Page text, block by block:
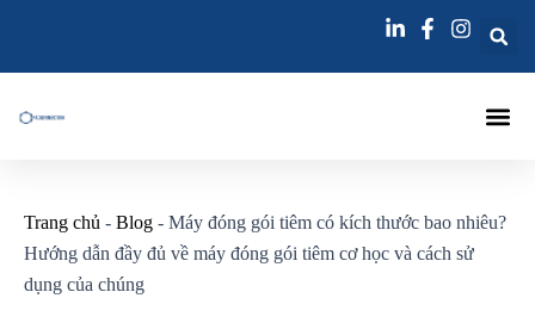
nội
dung
Trang chủ - Blog - Máy đóng gói tiêm có kích thước bao nhiêu?
Hướng dẫn đầy đủ về máy đóng gói tiêm cơ học và cách sử
dụng của chúng
bài
viết